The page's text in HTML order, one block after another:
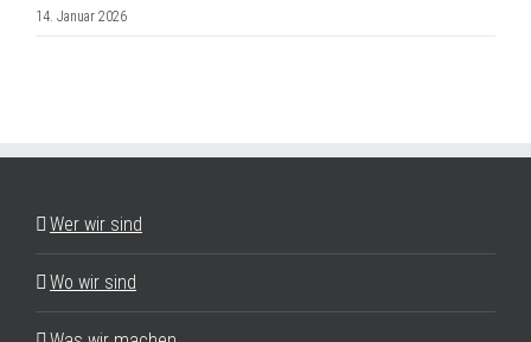
14. Januar 2026
Wer wir sind
Wo wir sind